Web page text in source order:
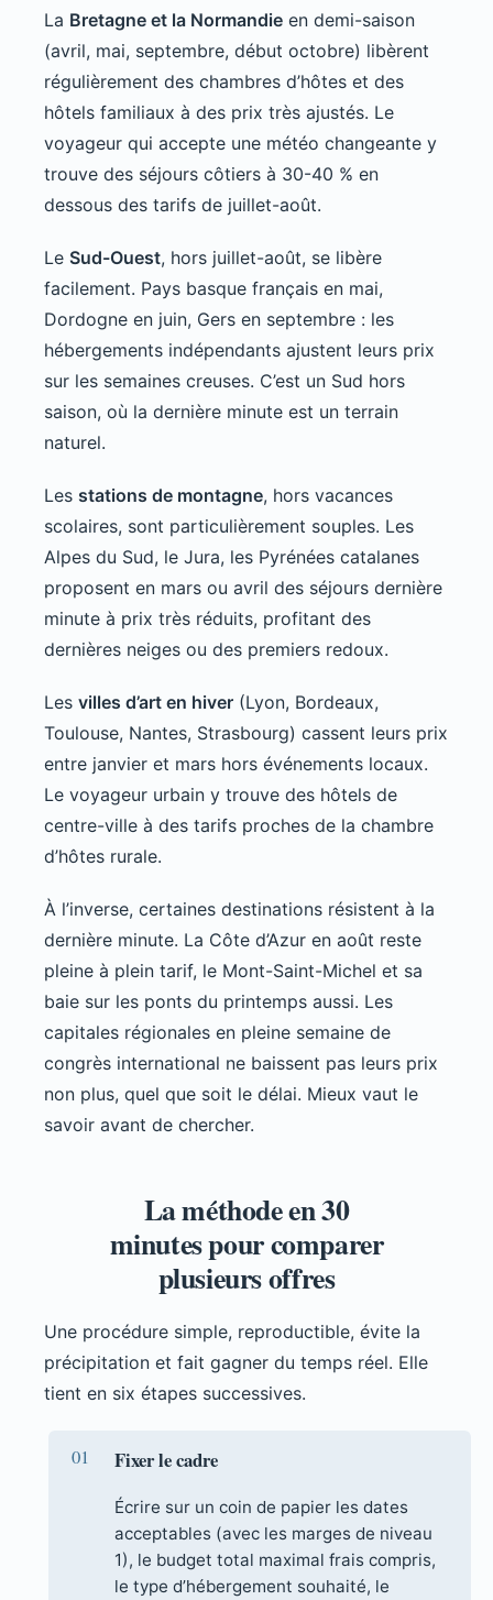
La Bretagne et la Normandie en demi-saison
(avril, mai, septembre, début octobre) libèrent
régulièrement des chambres d’hôtes et des
hôtels familiaux à des prix très ajustés. Le
voyageur qui accepte une météo changeante y
trouve des séjours côtiers à 30-40 % en
dessous des tarifs de juillet-août.
Le Sud-Ouest, hors juillet-août, se libère
facilement. Pays basque français en mai,
Dordogne en juin, Gers en septembre : les
hébergements indépendants ajustent leurs prix
sur les semaines creuses. C’est un Sud hors
saison, où la dernière minute est un terrain
naturel.
Les stations de montagne, hors vacances
scolaires, sont particulièrement souples. Les
Alpes du Sud, le Jura, les Pyrénées catalanes
proposent en mars ou avril des séjours dernière
minute à prix très réduits, profitant des
dernières neiges ou des premiers redoux.
Les villes d’art en hiver (Lyon, Bordeaux,
Toulouse, Nantes, Strasbourg) cassent leurs prix
entre janvier et mars hors événements locaux.
Le voyageur urbain y trouve des hôtels de
centre-ville à des tarifs proches de la chambre
d’hôtes rurale.
À l’inverse, certaines destinations résistent à la
dernière minute. La Côte d’Azur en août reste
pleine à plein tarif, le Mont-Saint-Michel et sa
baie sur les ponts du printemps aussi. Les
capitales régionales en pleine semaine de
congrès international ne baissent pas leurs prix
non plus, quel que soit le délai. Mieux vaut le
savoir avant de chercher.
La méthode en 30
minutes pour comparer
plusieurs offres
Une procédure simple, reproductible, évite la
précipitation et fait gagner du temps réel. Elle
tient en six étapes successives.
Fixer le cadre
Écrire sur un coin de papier les dates
acceptables (avec les marges de niveau
1), le budget total maximal frais compris,
le type d’hébergement souhaité, le